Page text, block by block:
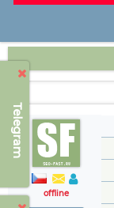
Telegram
offline